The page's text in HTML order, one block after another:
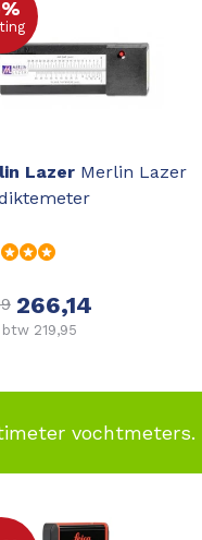
LazerMerlin Lazer
266,14
219,95
vochtmeters.